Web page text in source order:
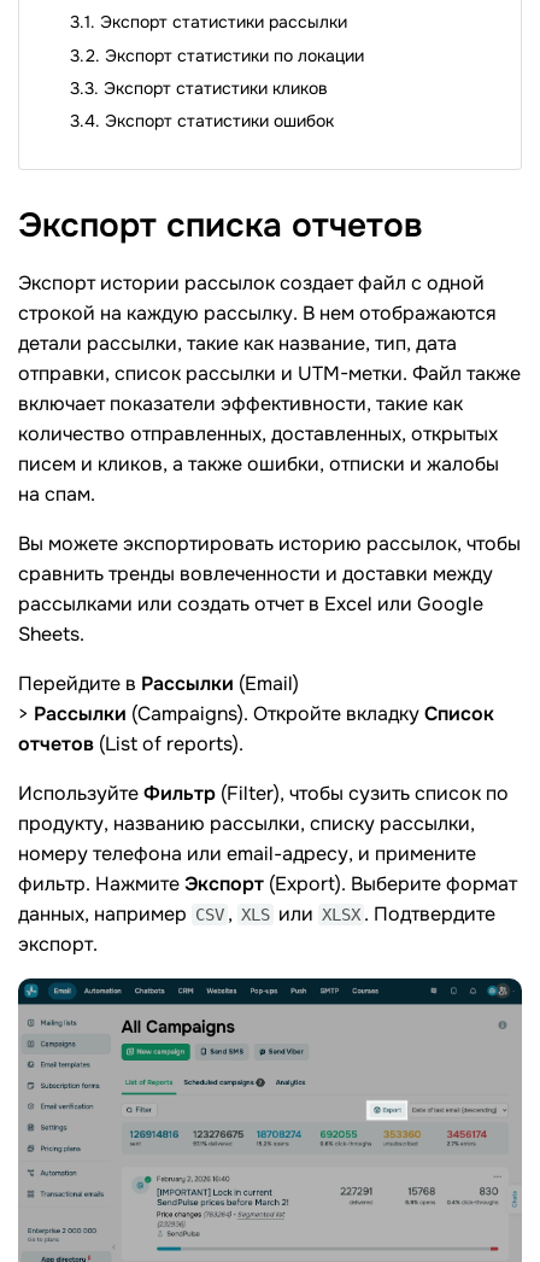
Экспорт статистики рассылки
Экспорт статистики по локации
Экспорт статистики кликов
Экспорт статистики ошибок
Экспорт списка отчетов
Экспорт истории рассылок создает файл с одной
строкой на каждую рассылку. В нем отображаются
детали рассылки, такие как название, тип, дата
отправки, список рассылки и UTM-метки. Файл также
включает показатели эффективности, такие как
количество отправленных, доставленных, открытых
писем и кликов, а также ошибки, отписки и жалобы
на спам.
Вы можете экспортировать историю рассылок, чтобы
сравнить тренды вовлеченности и доставки между
рассылками или создать отчет в Excel или Google
Sheets.
Перейдите в Рассылки (Email)
> Рассылки (Campaigns). Откройте вкладкуСписок
отчетов (List of reports).
ИспользуйтеФильтр (Filter), чтобы сузить список по
продукту, названию рассылки, списку рассылки,
номеру телефона или email-адресу, и примените
фильтр. НажмитеЭкспорт (Export). Выберите формат
данных, например CSV , XLS или XLSX . Подтвердите
экспорт.